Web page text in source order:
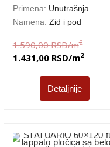
Primena: Unutrašnja
Namena: Zid i pod
1.590,00RSD/m2
1.431,00 RSD/m2
Detaljnije